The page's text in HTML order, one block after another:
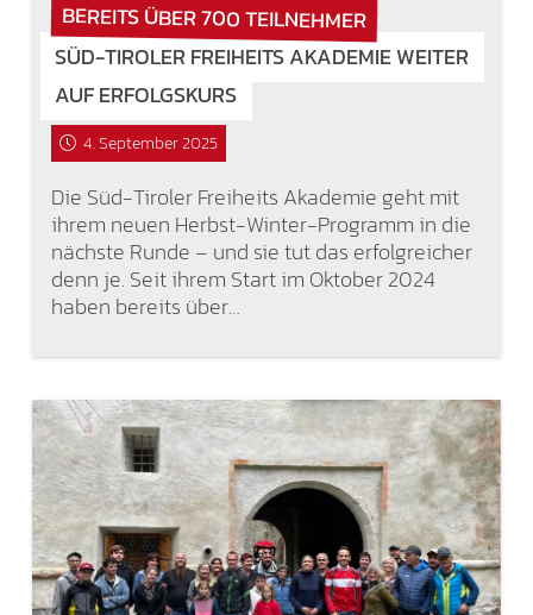
BEREITS ÜBER 700 TEILNEHMER
SÜD-TIROLER FREIHEITS AKADEMIE WEITER
AUF ERFOLGSKURS
4. September 2025
Die Süd-Tiroler Freiheits Akademie geht mit
ihrem neuen Herbst-Winter-Programm in die
nächste Runde – und sie tut das erfolgreicher
denn je. Seit ihrem Start im Oktober 2024
haben bereits über…